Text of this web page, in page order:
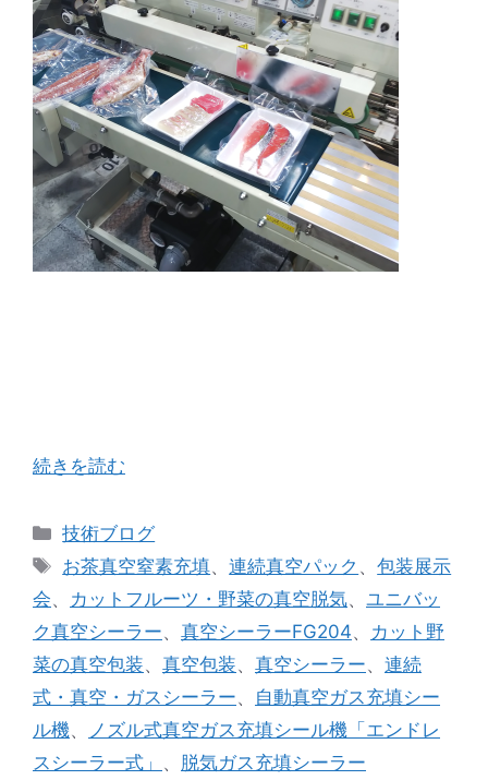
続きを読む
カ
テ
リ
ー
技術ブログ
タ
グ
お茶真空窒素充填、連続真空パック 、包装展示
会、 カットフルーツ・野菜の真空脱気、 ユニバッ
ク真空シーラー、 真空シーラーFG204、 カット野
菜の真空包装、 真空包装、 真空シーラー、 連続
式・真空・ガスシーラー、 自動真空ガス充填シー
ル機、
ノズル式真空ガス充填シール機「エンドレ
スシーラー式」 、 脱気ガス充填シーラー